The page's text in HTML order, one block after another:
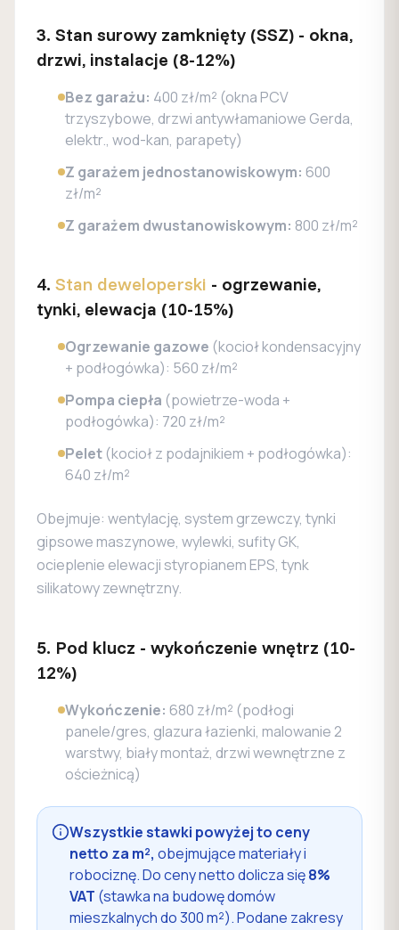
3. Stan surowy zamknięty (SSZ) - okna,
drzwi, instalacje (8-12%)
Bez garażu: 400 zł/m² (okna PCV
trzyszybowe, drzwi antywłamaniowe Gerda,
elektr., wod-kan, parapety)
Z garażem jednostanowiskowym: 600
zł/m²
Z garażem dwustanowiskowym: 800 zł/m²
4. Stan deweloperski - ogrzewanie,
tynki, elewacja (10-15%)
Ogrzewanie gazowe (kocioł kondensacyjny
+ podłogówka): 560 zł/m²
Pompa ciepła (powietrze-woda +
podłogówka): 720 zł/m²
Pelet (kocioł z podajnikiem + podłogówka):
640 zł/m²
Obejmuje: wentylację, system grzewczy, tynki
gipsowe maszynowe, wylewki, sufity GK,
ocieplenie elewacji styropianem EPS, tynk
silikatowy zewnętrzny.
5. Pod klucz - wykończenie wnętrz (10-
12%)
Wykończenie: 680 zł/m² (podłogi
panele/gres, glazura łazienki, malowanie 2
warstwy, biały montaż, drzwi wewnętrzne z
ościeżnicą)
Wszystkie stawki powyżej to ceny
netto za m², obejmujące materiały i
robociznę. Do ceny netto dolicza się8%
VAT (stawka na budowę domów
mieszkalnych do 300 m²). Podane zakresy